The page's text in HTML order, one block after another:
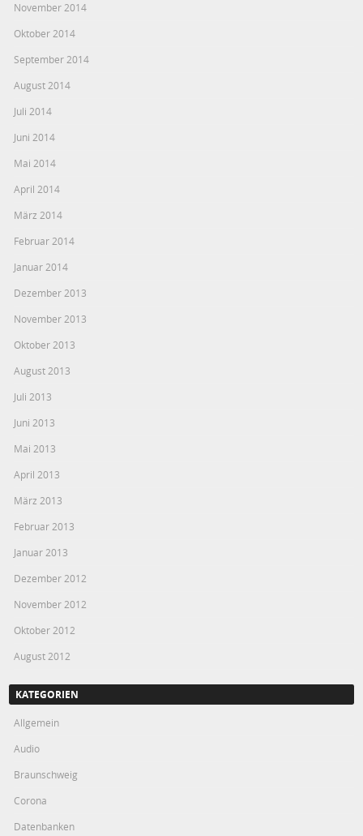
November 2014
Oktober 2014
September 2014
August 2014
Juli 2014
Juni 2014
Mai 2014
April 2014
März 2014
Februar 2014
Januar 2014
Dezember 2013
November 2013
Oktober 2013
August 2013
Juli 2013
Juni 2013
Mai 2013
April 2013
März 2013
Februar 2013
Januar 2013
Dezember 2012
November 2012
Oktober 2012
August 2012
KATEGORIEN
Allgemein
Audio
Braunschweig
Corona
Datenbanken